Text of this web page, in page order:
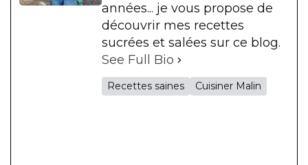
années... je vous propose de
découvrir mes recettes
sucrées et salées sur ce blog.
See Full Bio
Recettes saines Cuisiner Malin